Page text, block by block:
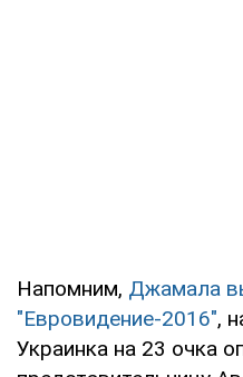
Напомним, Джамала
"Евровидение-2016",
Украинка на 23 очка